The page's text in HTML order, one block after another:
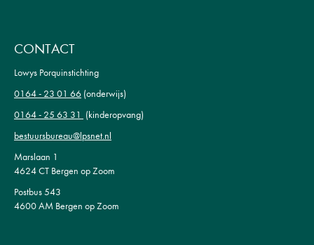
CONTACT
Lowys Porquinstichting
0164 - 23 01 66 (onderwijs)
0164 - 25 63 31 (kinderopvang)
bestuursbureau@lpsnet.nl
Marslaan 1
4624 CT Bergen op Zoom
Postbus 543
4600 AM Bergen op Zoom